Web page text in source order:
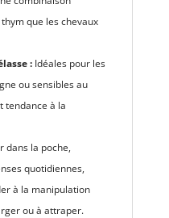
que les chevaux
:Idéales pour les
ou sensibles au
tendance à la
dans la poche,
quotidiennes,
à la manipulation
ou à attraper.